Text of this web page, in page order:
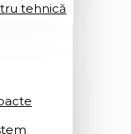
tehnică